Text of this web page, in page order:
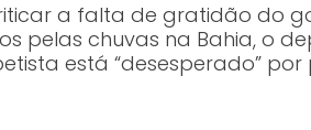
a falta de gratidão do
pelas chuvas na Bahia, o
está “desesperado”